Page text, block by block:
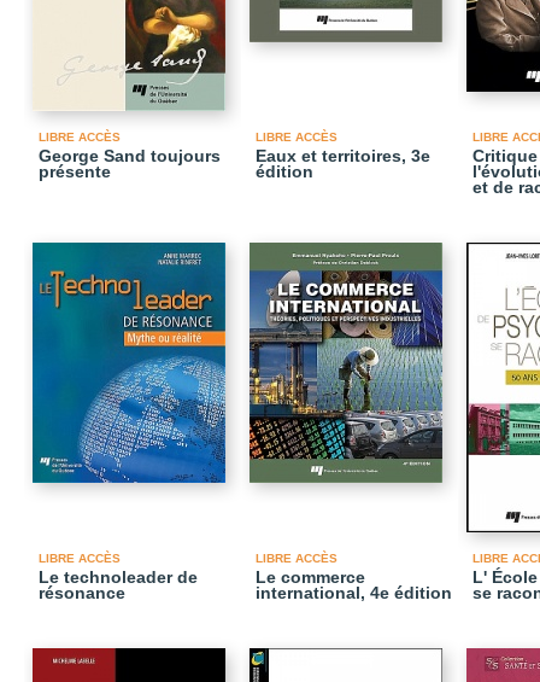
LIBRE ACCÈS
George Sand toujours
présente
LIBRE ACCÈS
Eaux et territoires, 3e
édition
LIBRE
et de
LIBRE ACCÈS
Le technoleader de
résonance
LIBRE ACCÈS
Le commerce
international, 4e édition
LIBRE
L'
se